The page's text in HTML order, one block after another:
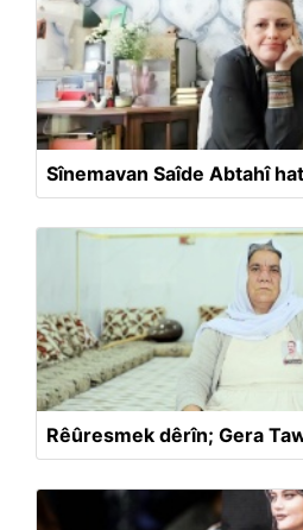
Sînemavan Saîde Abtahî
Rêûresmek dêrîn; Gera